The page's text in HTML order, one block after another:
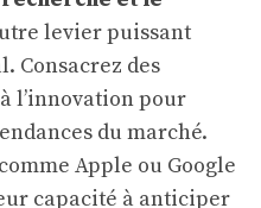
levier puissant
Consacrez des
l’innovation pour
du marché.
Apple ou Google
capacité à anticiper